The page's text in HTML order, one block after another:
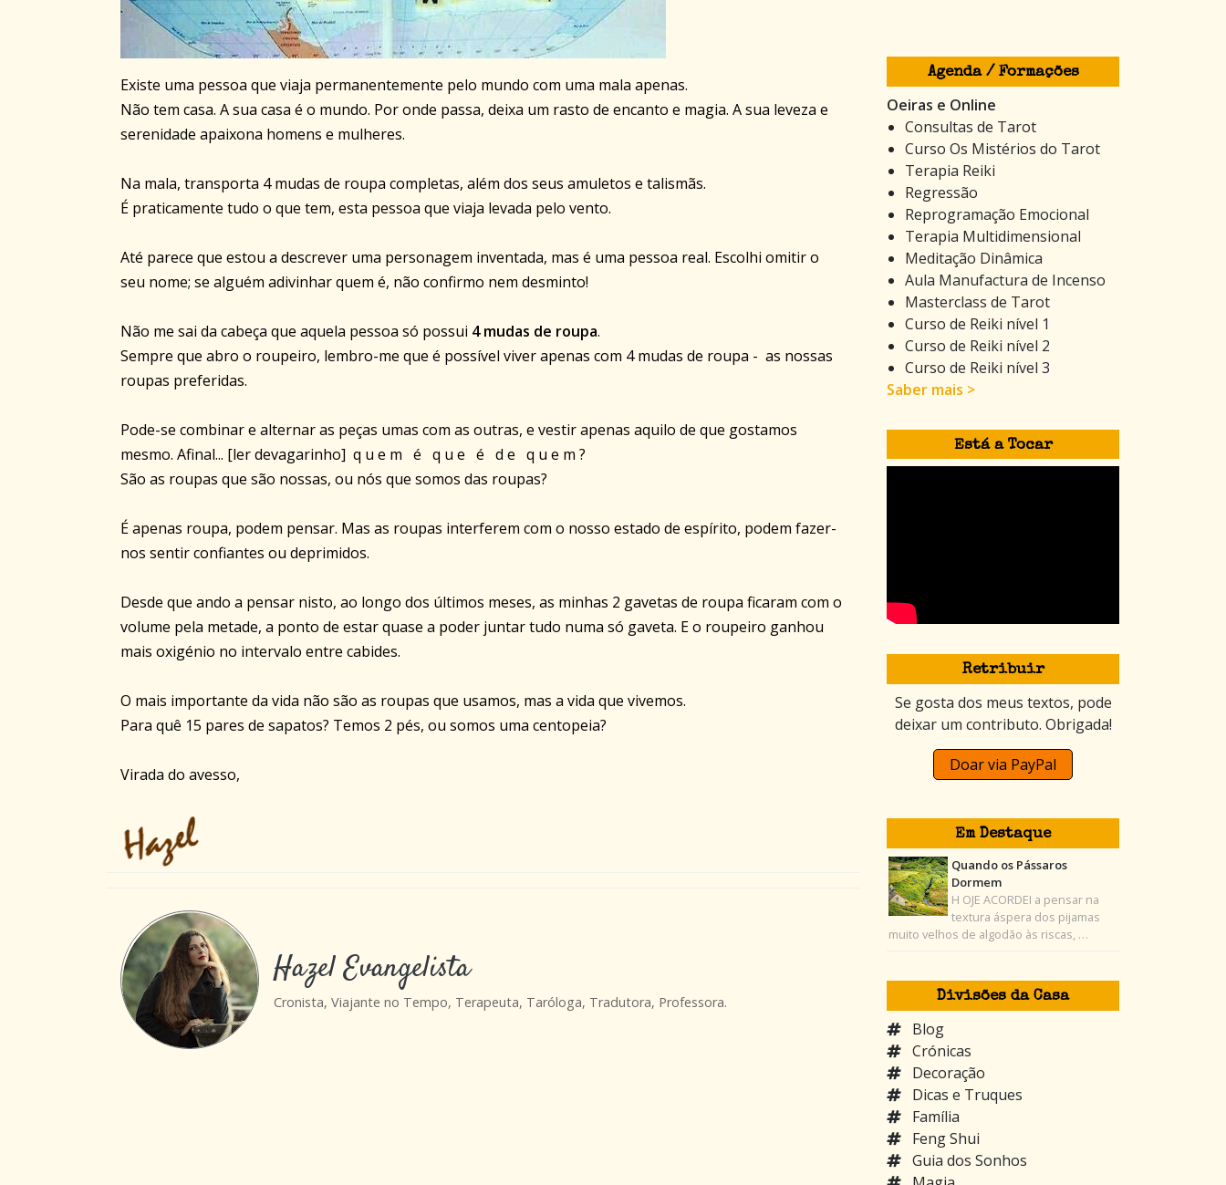
Existe uma pessoa que viaja permanentemente pelo mundo com uma mala apenas.
Não tem casa. A sua casa é o mundo. Por onde passa, deixa um rasto de encanto e magia. A sua leveza e
serenidade apaixona homens e mulheres.
Na mala, transporta 4 mudas de roupa completas, além dos seus amuletos e talismãs.
É praticamente tudo o que tem, esta pessoa que viaja levada pelo vento.
Até parece que estou a descrever uma personagem inventada, mas é uma pessoa real. Escolhi omitir o
seu nome; se alguém adivinhar quem é, não confirmo nem desminto!
Não me sai da cabeça que aquela pessoa só possui 4 mudas de roupa.
Sempre que abro o roupeiro, lembro-me que é possível viver apenas com 4 mudas de roupa - as nossas
roupas preferidas.
Pode-se combinar e alternar as peças umas com as outras, e vestir apenas aquilo de que gostamos
mesmo. Afinal... [ler devagarinho] q u e m é q u e é d e q u e m ?
São as roupas que são nossas, ou nós que somos das roupas?
É apenas roupa, podem pensar. Mas as roupas interferem com o nosso estado de espírito, podem fazer-
nos sentir confiantes ou deprimidos.
Desde que ando a pensar nisto, ao longo dos últimos meses, as minhas 2 gavetas de roupa ficaram com o
volume pela metade, a ponto de estar quase a poder juntar tudo numa só gaveta. E o roupeiro ganhou
mais oxigénio no intervalo entre cabides.
O mais importante da vida não são as roupas que usamos, mas a vida que vivemos.
Para quê 15 pares de sapatos? Temos 2 pés, ou somos uma centopeia?
Virada do avesso,
Hazel Evangelista
Cronista, Viajante no Tempo, Terapeuta, Taróloga, Tradutora, Professora.
Agenda / Formações
Oeiras e Online
Consultas de Tarot
Curso Os Mistérios do Tarot
Terapia Reiki
Regressão
Reprogramação Emocional
Terapia Multidimensional
Meditação Dinâmica
Aula Manufactura de Incenso
Masterclass de Tarot
Curso de Reiki nível 1
Curso de Reiki nível 2
Curso de Reiki nível 3
Saber mais >
Está a Tocar
Retribuir
Se gosta dos meus textos, pode
deixar um contributo. Obrigada!
Doar via PayPal
Em Destaque
Quando os Pássaros
Dormem
H OJE ACORDEI a pensar na
textura áspera dos pijamas
muito velhos de algodão às riscas, …
Divisões da Casa
Blog
Crónicas
Decoração
Dicas e Truques
Família
Feng Shui
Guia dos Sonhos